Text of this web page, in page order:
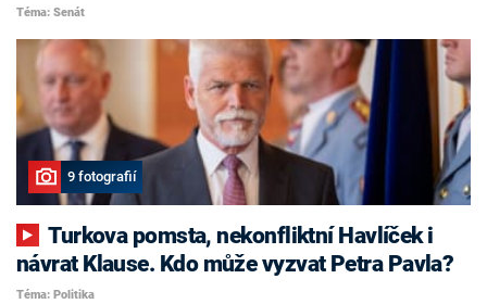
Téma: Senát
9 fotografií
Turkova pomsta, nekonfliktní Havlíček i
návrat Klause. Kdo může vyzvat Petra Pavla?
Téma: Politika